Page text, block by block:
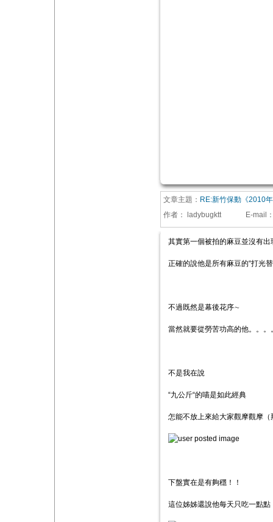
文章主題： RE:新竹保動《2010
作者：
ladybugktt E-mail
其實第一個被拍的麻豆並沒有出
正確的說他是所有麻豆的“打光
不過既然是幕後花序∼
當然就要從勞苦功高的他。。
不是我在說
“九公斤“的喵是如此經典
怎能不放上來給大家觀摩觀摩
下盤實在是有夠穩！！
這位姊姊還說他每天只吃一點